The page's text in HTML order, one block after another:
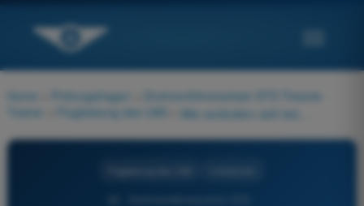
Home Prüfungsfragen
Drohnenführerschein STS Theorie-
Trainer
Flugleistung des UAS